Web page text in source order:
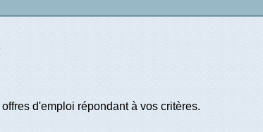
d'emploi répondant à vos critères.